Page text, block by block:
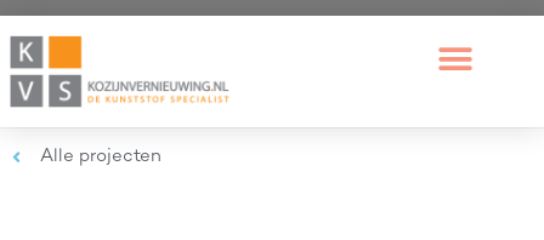
Alle projecten